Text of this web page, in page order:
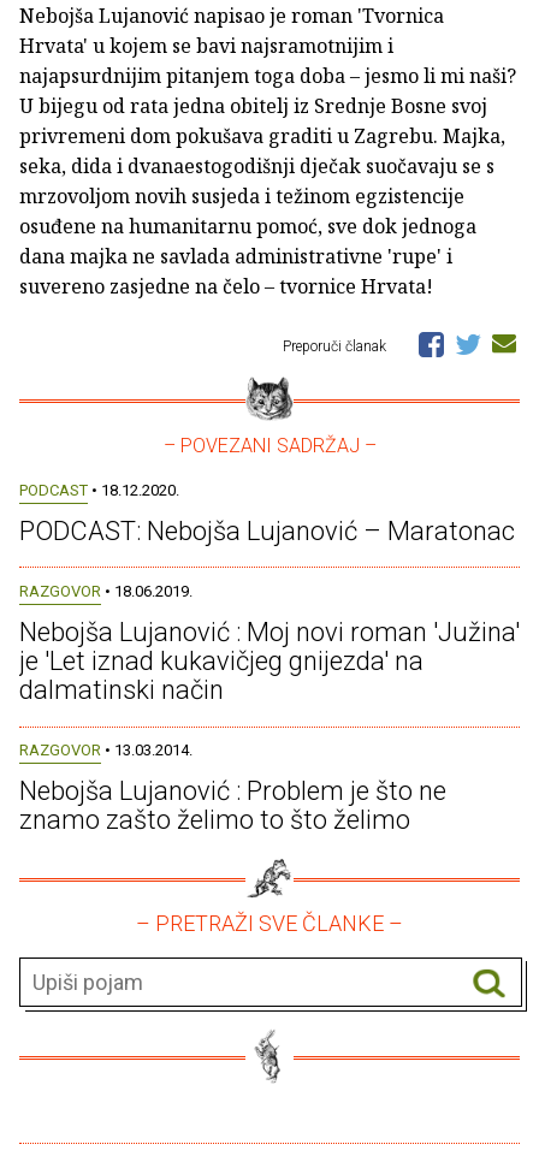
Nebojša Lujanović napisao je roman 'Tvornica
Hrvata' u kojem se bavi najsramotnijim i
najapsurdnijim pitanjem toga doba – jesmo li mi naši?
U bijegu od rata jedna obitelj iz Srednje Bosne svoj
privremeni dom pokušava graditi u Zagrebu. Majka,
seka, dida i dvanaestogodišnji dječak suočavaju se s
mrzovoljom novih susjeda i težinom egzistencije
osuđene na humanitarnu pomoć, sve dok jednoga
dana majka ne savlada administrativne 'rupe' i
suvereno zasjedne na čelo – tvornice Hrvata!
Preporuči članak
– POVEZANI SADRŽAJ –
PODCAST • 18.12.2020.
PODCAST: Nebojša Lujanović – Maratonac
RAZGOVOR • 18.06.2019.
Nebojša Lujanović : Moj novi roman 'Južina'
je 'Let iznad kukavičjeg gnijezda' na
dalmatinski način
RAZGOVOR • 13.03.2014.
Nebojša Lujanović : Problem je što ne
znamo zašto želimo to što želimo
– PRETRAŽI SVE ČLANKE –